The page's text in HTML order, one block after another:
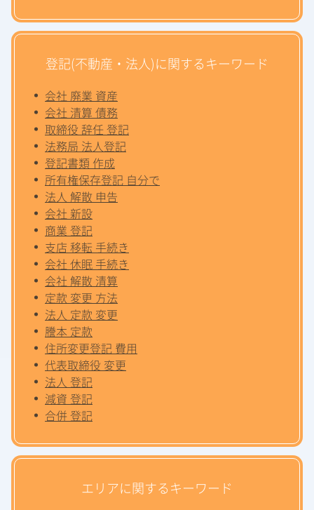
登記(不動産・法人)に関するキーワード
会社 廃業 資産
会社 清算 債務
取締役 辞任 登記
法務局 法人登記
登記書類 作成
所有権保存登記 自分で
法人 解散 申告
会社 新設
商業 登記
支店 移転 手続き
会社 休眠 手続き
会社 解散 清算
定款 変更 方法
法人 定款 変更
謄本 定款
住所変更登記 費用
代表取締役 変更
法人 登記
減資 登記
合併 登記
エリアに関するキーワード